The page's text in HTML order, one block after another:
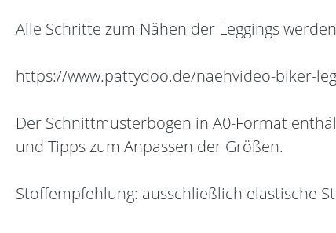
Alle Schritte zum Nähen der Leggings
https://www.pattydoo.de/naehvideo-biker-
Der Schnittmusterbogen in A0-Format
und Tipps zum Anpassen der Größen.
Stoffempfehlung: ausschließlich elastische